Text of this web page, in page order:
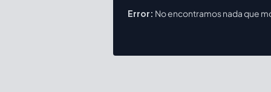
Error: No encontramos nada que